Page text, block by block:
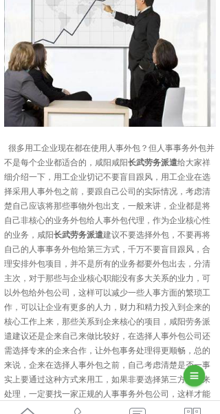
很多用工企业现在都在使用人事外包？但人事事务外包并
不是每个企业都适合的，咸阳咸阳长武劳务派遣给大家祥
细介绍一下，用工企业切记不要盲目跟风，用工企业在选
择采用人事外包之前，要跟自己公司的实际情况，考虑清
楚自己应该将那些事物外包出支，一般来讲，企业都是将
自己非核心的业务外包给人事外包代理，作为企业核心性
的业务，咸阳长武劳务派遣建议不要选择外包，不要再将
自己的人事事务外包给第三方式，千万不要盲目跟风，合
理安排外包项目，并不是所有的业务都要外包出去，分清
主次，对于那些与企业核心职能没有多大关系的业力，可
以外包给外包公司，这样可以减少一些人事方面的繁琐工
作，可以让企业有更多的人力，财力和精力投入到企来的
核心工作上来，那些关系到企来核心的项目，咸阳劳务派
遣建议还是企来自己来做比较好，在选择人事外包公司还
需选择专来的企来合作，让外包事务处理得更顺畅，总的
来说，企来在选择人事外包之前，自己考虑清楚是否一事
实上要通过这种方式来用工，如果非要选择第三方人事来
处理，一定要找一家正规的人事事务外包公司，这样才能
为企业提供透明的，高效的，有保障的服务。陕西金伯乐